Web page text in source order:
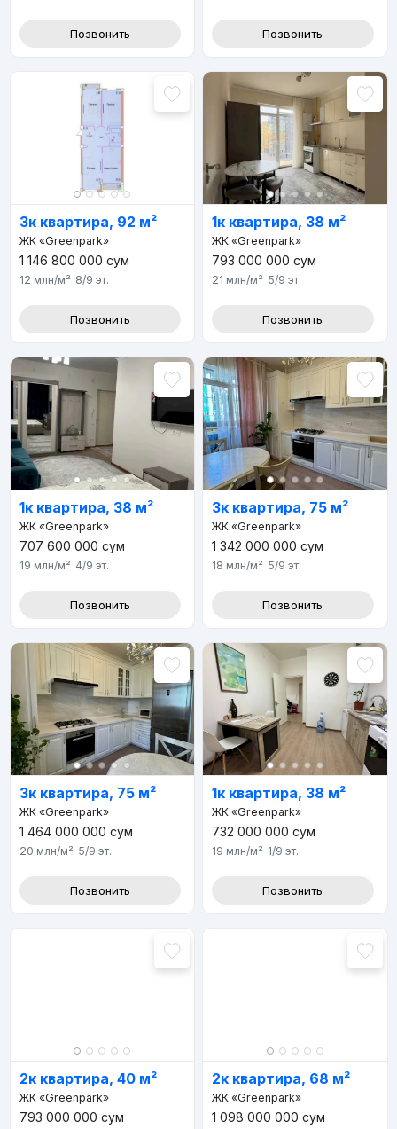
Позвонить Позвонить
3к квартира, 92 м²
ЖК «Greenpark»
1 146 800 000 сум
12 млн/м² 8/9 эт.
Позвонить
1к квартира, 38 м²
ЖК «Greenpark»
793 000 000 сум
21 млн/м² 5/9 эт.
Позвонить
1к квартира, 38 м²
ЖК «Greenpark»
707 600 000 сум
19 млн/м² 4/9 эт.
Позвонить
3к квартира, 75 м²
ЖК «Greenpark»
1 342 000 000 сум
18 млн/м² 5/9 эт.
Позвонить
3к квартира, 75 м²
ЖК «Greenpark»
1 464 000 000 сум
20 млн/м² 5/9 эт.
Позвонить
1к квартира, 38 м²
ЖК «Greenpark»
732 000 000 сум
19 млн/м² 1/9 эт.
Позвонить
2к квартира, 40 м²
ЖК «Greenpark»
793 000 000 сум
2к квартира, 68 м²
ЖК «Greenpark»
1 098 000 000 сум